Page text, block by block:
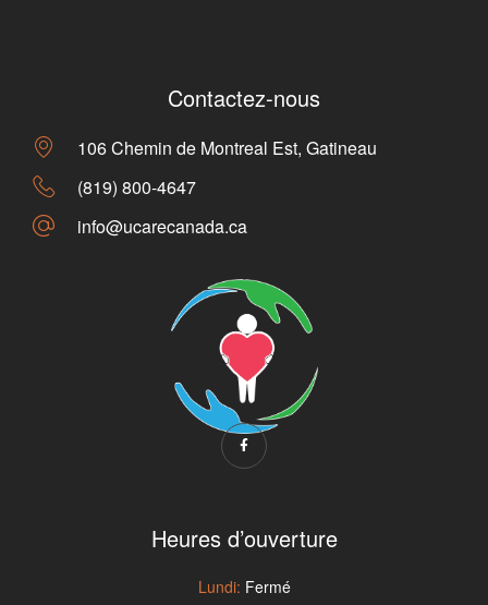
Contactez-nous
106 Chemin de Montreal Est, Gatineau
(819) 800-4647
info@ucarecanada.ca
Heures d’ouverture
Lundi: Fermé